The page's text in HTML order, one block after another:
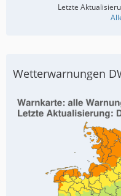
Letzte
Wetterwarnungen